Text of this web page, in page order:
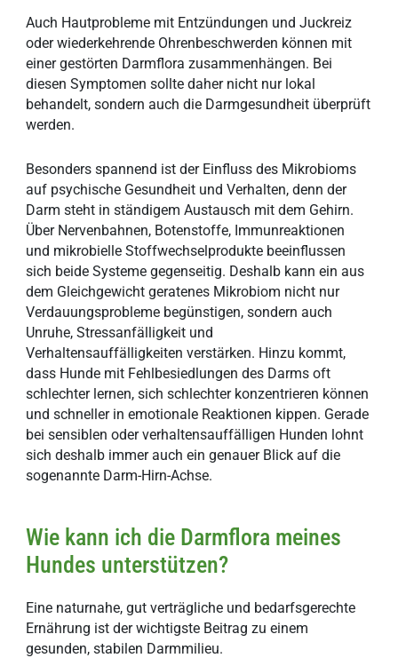
Auch Hautprobleme mit Entzündungen und Juckreiz
oder wiederkehrende Ohrenbeschwerden können mit
einer gestörten Darmflora zusammenhängen. Bei
diesen Symptomen sollte daher nicht nur lokal
behandelt, sondern auch die Darmgesundheit überprüft
werden.
Besonders spannend ist der Einfluss des Mikrobioms
auf psychische Gesundheit und Verhalten, denn der
Darm steht in ständigem Austausch mit dem Gehirn.
Über Nervenbahnen, Botenstoffe, Immunreaktionen
und mikrobielle Stoffwechselprodukte beeinflussen
sich beide Systeme gegenseitig. Deshalb kann ein aus
dem Gleichgewicht geratenes Mikrobiom nicht nur
Verdauungsprobleme begünstigen, sondern auch
Unruhe, Stressanfälligkeit und
Verhaltensauffälligkeiten verstärken. Hinzu kommt,
dass Hunde mit Fehlbesiedlungen des Darms oft
schlechter lernen, sich schlechter konzentrieren können
und schneller in emotionale Reaktionen kippen. Gerade
bei sensiblen oder verhaltensauffälligen Hunden lohnt
sich deshalb immer auch ein genauer Blick auf die
sogenannte Darm-Hirn-Achse.
Wie kann ich die Darmflora meines
Hundes unterstützen?
Eine naturnahe, gut verträgliche und bedarfsgerechte
Ernährung ist der wichtigste Beitrag zu einem
gesunden, stabilen Darmmilieu.